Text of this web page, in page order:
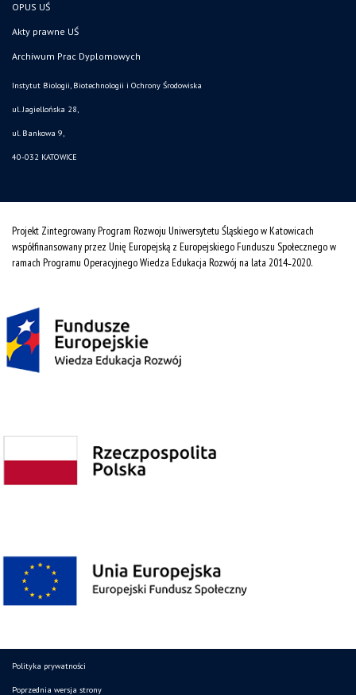
OPUS UŚ
Akty prawne UŚ
Archiwum Prac Dyplomowych
Instytut Biologii, Biotechnologii i Ochrony Środowiska
ul. Jagiellońska 28,
ul. Bankowa 9,
40-032 KATOWICE
Projekt Zintegrowany Program Rozwoju Uniwersytetu Śląskiego w Katowicach
współfinansowany przez Unię Europejską z Europejskiego Funduszu Społecznego w
ramach Programu Operacyjnego Wiedza Edukacja Rozwój na lata 2014˗2020.
Polityka prywatności
Poprzednia wersja strony